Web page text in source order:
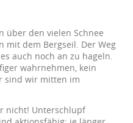
über den vielen Schnee
mit dem Bergseil. Der Weg
auch noch an zu hageln.
wahrnehmen, kein
sind wir mitten im
nicht! Unterschlupf